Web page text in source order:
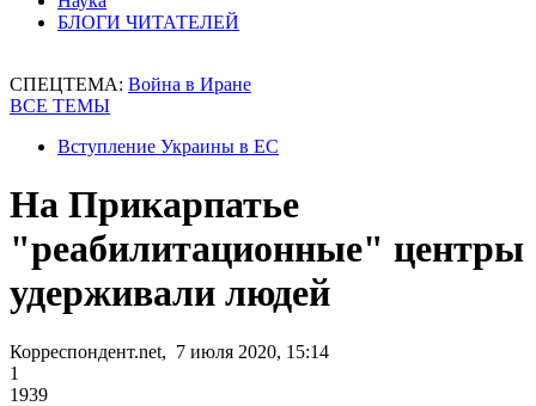
БЛОГИ ЧИТАТЕЛЕЙ
СПЕЦТЕМА: Война в Иране
ВСЕ ТЕМЫ
Вступление Украины в ЕС
На Прикарпатье
"реабилитационные" центры
удерживали людей
Корреспондент.net, 7 июля 2020, 15:14
1
1939